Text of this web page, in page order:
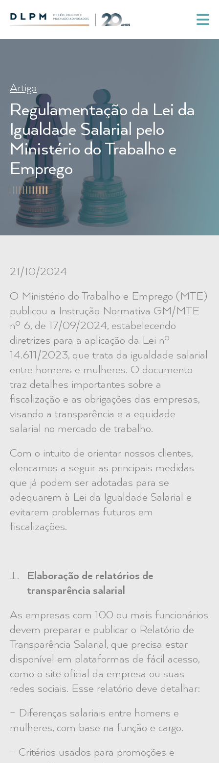
Artigo
Regulamentação da Lei da
Igualdade Salarial pelo
Ministério do Trabalho e
Emprego
21/10/2024
O Ministério do Trabalho e Emprego (MTE)
publicou a Instrução Normativa GM/MTE
nº 6, de 17/09/2024, estabelecendo
diretrizes para a aplicação da Lei nº
14.611/2023, que trata da igualdade salarial
entre homens e mulheres. O documento
traz detalhes importantes sobre a
fiscalização e as obrigações das empresas,
visando a transparência e a equidade
salarial no mercado de trabalho.
Com o intuito de orientar nossos clientes,
elencamos a seguir as principais medidas
que já podem ser adotadas para se
adequarem à Lei da Igualdade Salarial e
evitarem problemas futuros em
fiscalizações.
Elaboração de relatórios de
transparência salarial
As empresas com 100 ou mais funcionários
devem preparar e publicar o Relatório de
Transparência Salarial, que precisa estar
disponível em plataformas de fácil acesso,
como o site oficial da empresa ou suas
redes sociais. Esse relatório deve detalhar:
– Diferenças salariais entre homens e
mulheres, com base na função e cargo.
– Critérios usados para promoções e